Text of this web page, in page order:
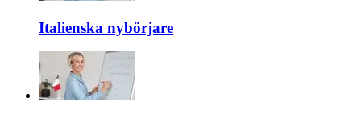
Italienska nybörjare